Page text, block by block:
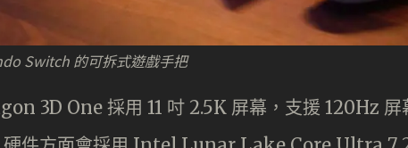
Switch 的可拆式遊戲手把
3D One 採用 11 吋 2.5K 屏幕，支援 120Hz 屏